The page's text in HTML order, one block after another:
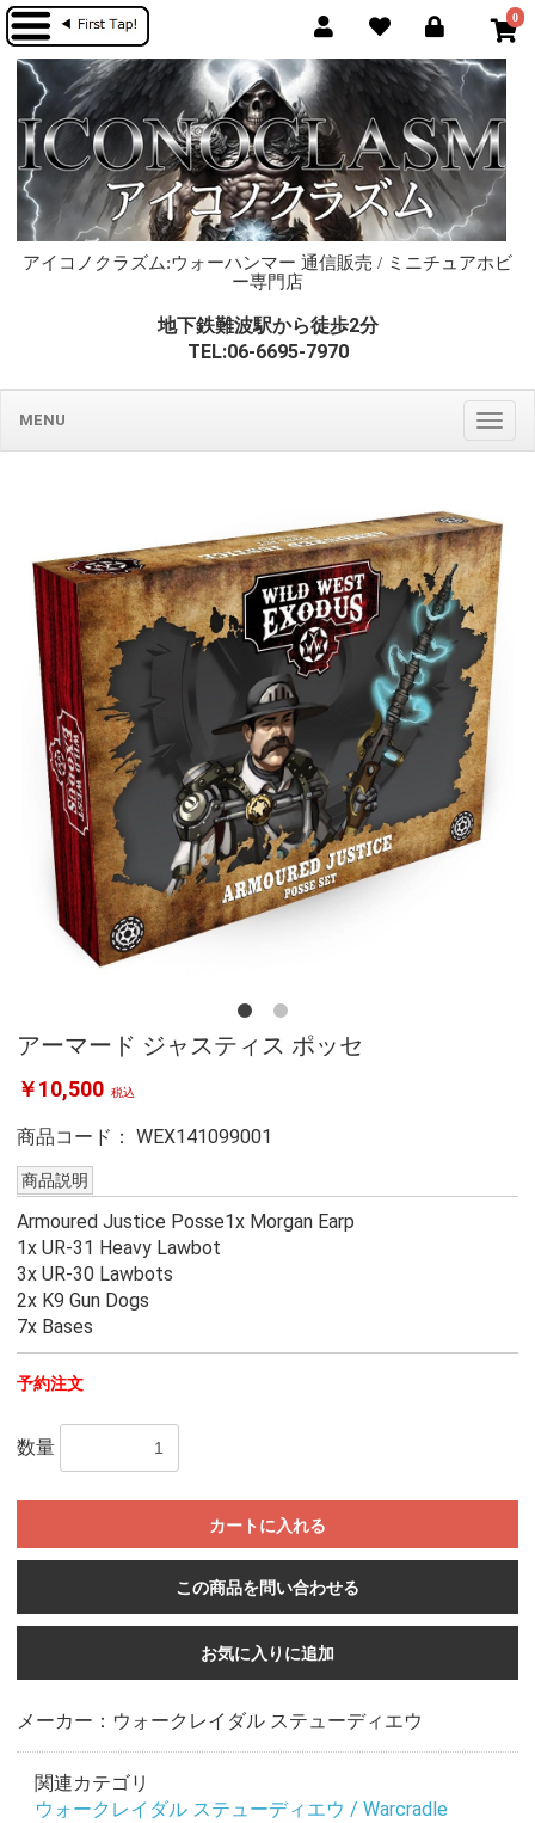
0
アイコノクラズム:ウォーハンマー 通信販売 / ミニチュアホビ
ー専門店
地下鉄難波駅から徒歩2分
TEL:06-6695-7970
MENU
アーマード ジャスティス ポッセ
￥10,500 税込
商品コード： WEX141099001
商品説明
Armoured Justice Posse1x Morgan Earp
1x UR-31 Heavy Lawbot
3x UR-30 Lawbots
2x K9 Gun Dogs
7x Bases
予約注文
数量
カートに入れる
この商品を問い合わせる
お気に入りに追加
メーカー：ウォークレイダル ステューディエウ
関連カテゴリ
ウォークレイダル ステューディエウ / Warcradle